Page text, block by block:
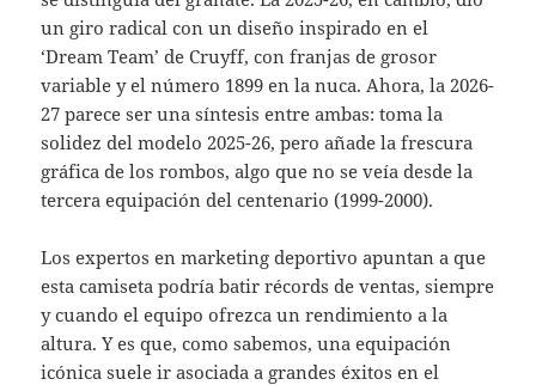
un giro radical con un diseño inspirado en el
‘Dream Team’ de Cruyff, con franjas de grosor
variable y el número 1899 en la nuca. Ahora, la 2026-
27 parece ser una síntesis entre ambas: toma la
solidez del modelo 2025-26, pero añade la frescura
gráfica de los rombos, algo que no se veía desde la
tercera equipación del centenario (1999-2000).
Los expertos en marketing deportivo apuntan a que
esta camiseta podría batir récords de ventas, siempre
y cuando el equipo ofrezca un rendimiento a la
altura. Y es que, como sabemos, una equipación
icónica suele ir asociada a grandes éxitos en el